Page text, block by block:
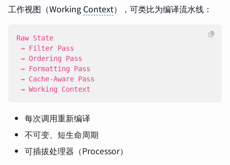
工作视图（Working Context），可类比为编译流水线：
→ Working Context
每次调用重新编译
不可变、短生命周期
可插拔处理器（Processor）